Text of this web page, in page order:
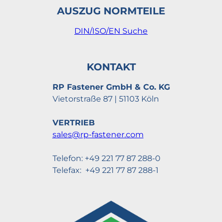
***Schaftdurchmesser: ca.
6,00 mm
***Schaftlänge: 29 mm
Linsenkopfschrauben mit
DIN34805-1 - 08.8 - M 2,5x23
mm - verzinkt A2F -
***ähnl. ISO7380-1
***Grün oder Blau
Linsenkopfschrauben mit
Innensechsrund
Polyfleck/Tulok - Torx TX
***ähnl. ISO7380-1
AUSZUG NORMTEILE
DIN/ISO/EN Suche
KONTAKT
RP Fastener GmbH & Co. KG
Vietorstraße 87 | 51103 Köln
VERTRIEB
sales@rp-fastener.com
Telefon: +49 221 77 87 288-0
Telefax: +49 221 77 87 288-1